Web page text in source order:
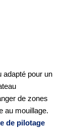
adapté pour un
de zones
au mouillage.
de pilotage